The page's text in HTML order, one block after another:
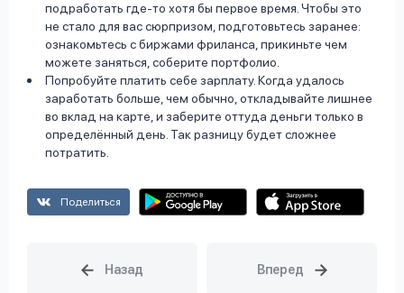
подработать где-то хотя бы первое время. Чтобы это
не стало для вас сюрпризом, подготовьтесь заранее:
ознакомьтесь с биржами фриланса, прикиньте чем
можете заняться, соберите портфолио.
Попробуйте платить себе зарплату. Когда удалось
заработать больше, чем обычно, откладывайте лишнее
во вклад на карте, и заберите оттуда деньги только в
определённый день. Так разницу будет сложнее
потратить.
Поделиться